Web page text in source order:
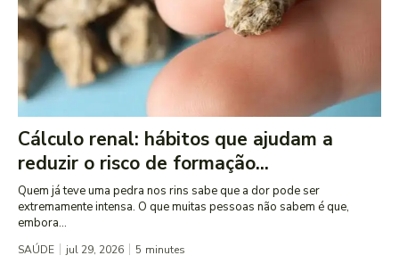
Cálculo renal: hábitos que ajudam a
reduzir o risco de formação...
Quem já teve uma pedra nos rins sabe que a dor pode ser
extremamente intensa. O que muitas pessoas não sabem é que,
embora...
SAÚDE jul 29, 2026 5 minutes